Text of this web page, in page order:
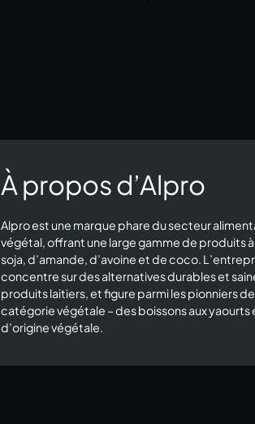
À propos d’Alpro
Alpro est une marque phare du secteur
végétal, offrant une large gamme de produits
soja, d’amande, d’avoine et de coco.
concentre sur des alternatives durables et
produits laitiers, et figure parmi les pionniers
catégorie végétale – des boissons aux
d’origine végétale.